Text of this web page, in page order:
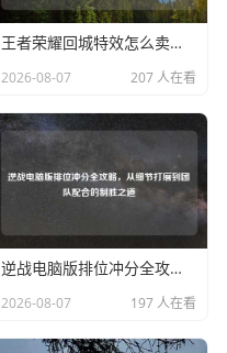
王者荣耀回城特效怎么卖最划算？揭秘退款与分解的终极变现攻略王者荣耀怎么卖回城特效皮肤
2026-08-07 207 人在看
逆战电脑版排位冲分全攻略，从细节打磨到团队配合的制胜之道
2026-08-07 197 人在看